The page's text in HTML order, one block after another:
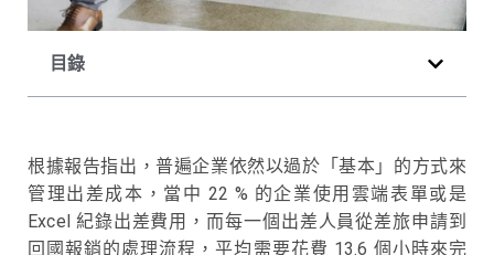
目錄
根據報告指出，普遍企業依然以過於「基本」的方式來
管理出差成本，當中 22 % 的企業使用雲端表單或是
Excel 紀錄出差費用，而每一個出差人員從差旅申請到
回國報銷的處理流程，平均需要花費 13.6 個小時來完